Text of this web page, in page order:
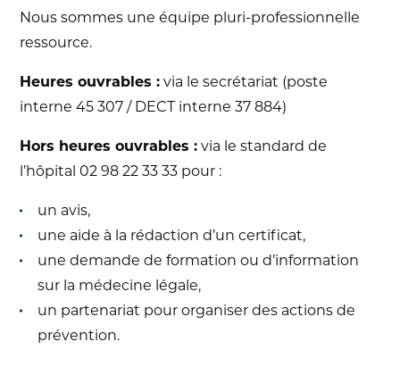
Nous sommes une équipe pluri-professionnelle
ressource.
Heures ouvrables : via le secrétariat (poste
interne 45 307 / DECT interne 37 884)
Hors heures ouvrables : via le standard de
l’hôpital 02 98 22 33 33 pour :
un avis,
une aide à la rédaction d’un certificat,
une demande de formation ou d’information
sur la médecine légale,
un partenariat pour organiser des actions de
prévention.